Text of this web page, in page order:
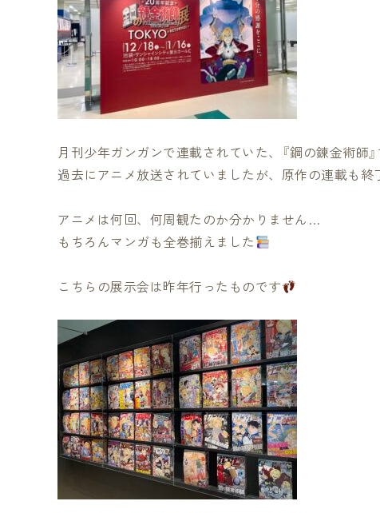
月刊少年ガンガンで連載されていた、『鋼の錬金術師』
過去にアニメ放送されていましたが、原作の連載も
アニメは何回、何周観たのか分かりません…
もちろんマンガも全巻揃えました
こちらの展示会は昨年行ったものです